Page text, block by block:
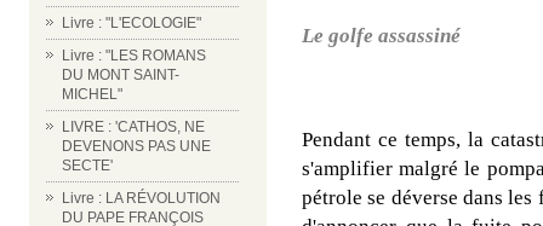
Livre : "L'ECOLOGIE"
Livre : "LES ROMANS
DU MONT SAINT-
MICHEL"
LIVRE : 'CATHOS, NE
DEVENONS PAS UNE
SECTE'
Livre : LA RÉVOLUTION
DU PAPE FRANÇOIS
Le golfe assassiné
Pendant ce temps, la
s'amplifier malgré le
pétrole se déverse dans